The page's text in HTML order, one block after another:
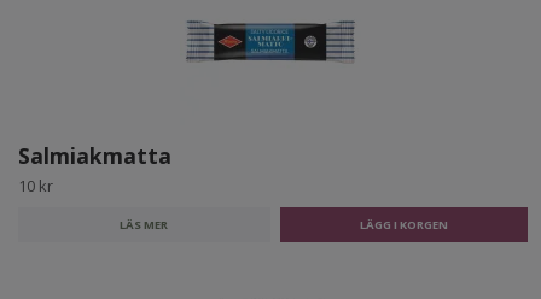
Salmiakmatta
10 kr
LÄS MER